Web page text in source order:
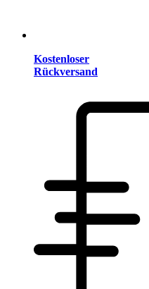
Kostenloser
Rückversand